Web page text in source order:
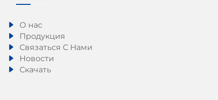
О нас
Продукция
Связаться С Нами
Новости
Скачать